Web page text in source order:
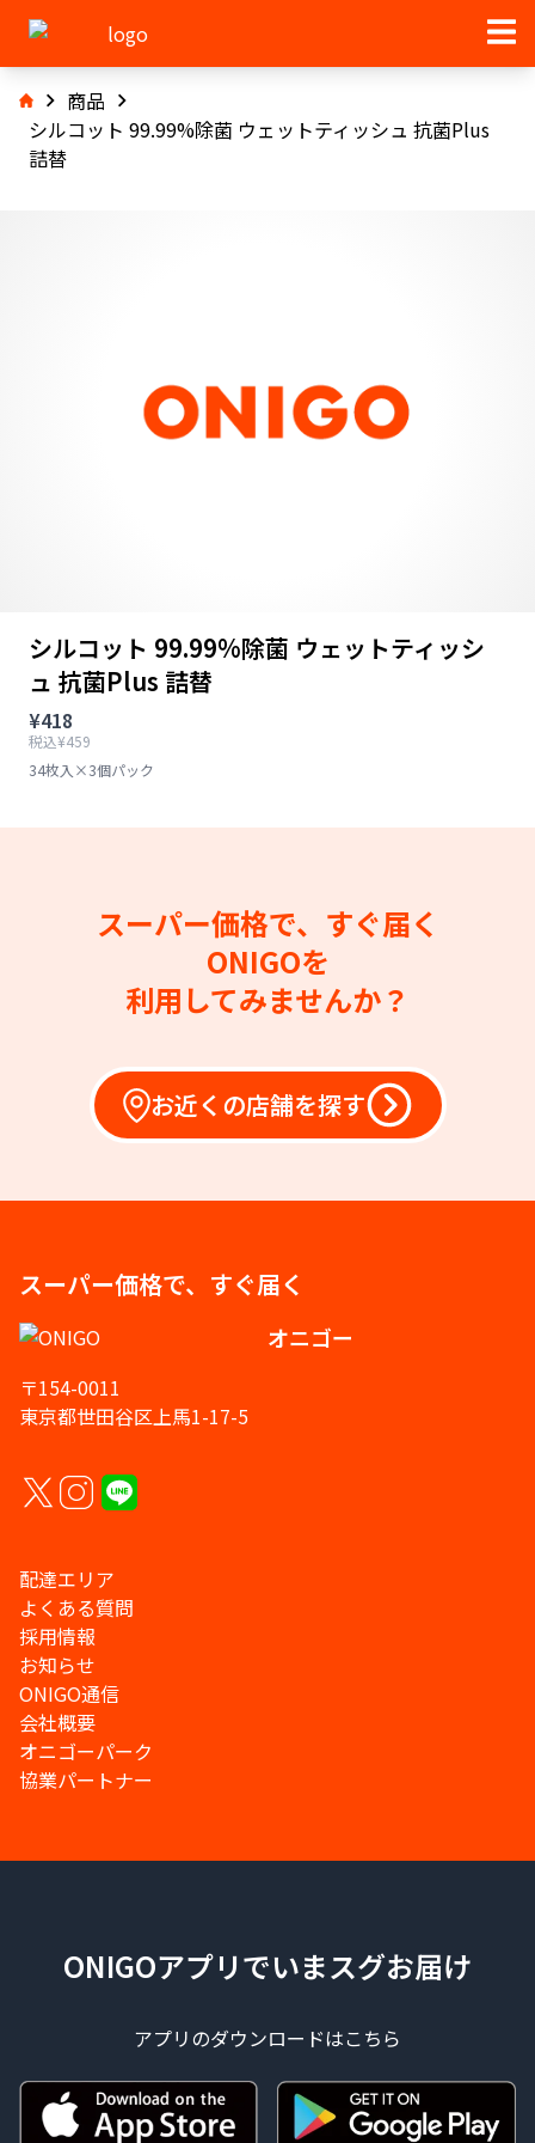
商品
シルコット 99.99%除菌 ウェットティッシュ 抗菌Plus
詰替
シルコット 99.99%除菌 ウェットティッシ
ュ 抗菌Plus 詰替
¥418
税込¥459
34枚入×3個パック
スーパー価格で、すぐ届く
ONIGOを
利用してみませんか？
お近くの店舗を探す
スーパー価格で、すぐ届く
オニゴー
〒154-0011
東京都世田谷区上馬1-17-5
配達エリア
よくある質問
採用情報
お知らせ
ONIGO通信
会社概要
オニゴーパーク
協業パートナー
ONIGOアプリでいまスグお届け
アプリのダウンロードはこちら